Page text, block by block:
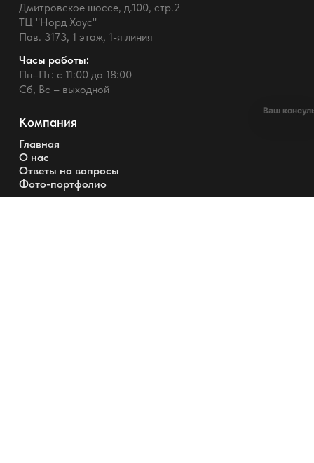
Дмитровское шоссе, д.100, стр.2
ТЦ "Норд Хаус"
Пав. 3173, 1 этаж, 1-я линия
Часы работы:
Пн–Пт: с 11:00 до 18:00
Сб, Вс – выходной
Компания
Главная
О нас
Ответы на вопросы
Фото-портфолио
Ваш